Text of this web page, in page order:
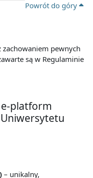
Powrót do góry
zachowaniem pewnych
są w Regulaminie
platform
– unikalny,